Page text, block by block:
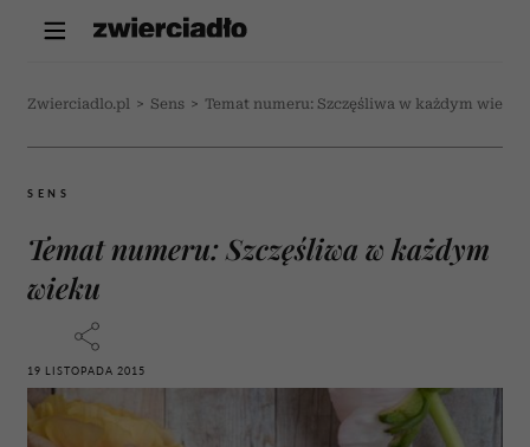
Zwierciadlo.pl > Sens > Temat numeru: Szczęśliwa w każdym wieku
SENS
Temat numeru: Szczęśliwa w każdym
wieku
19 LISTOPADA 2015